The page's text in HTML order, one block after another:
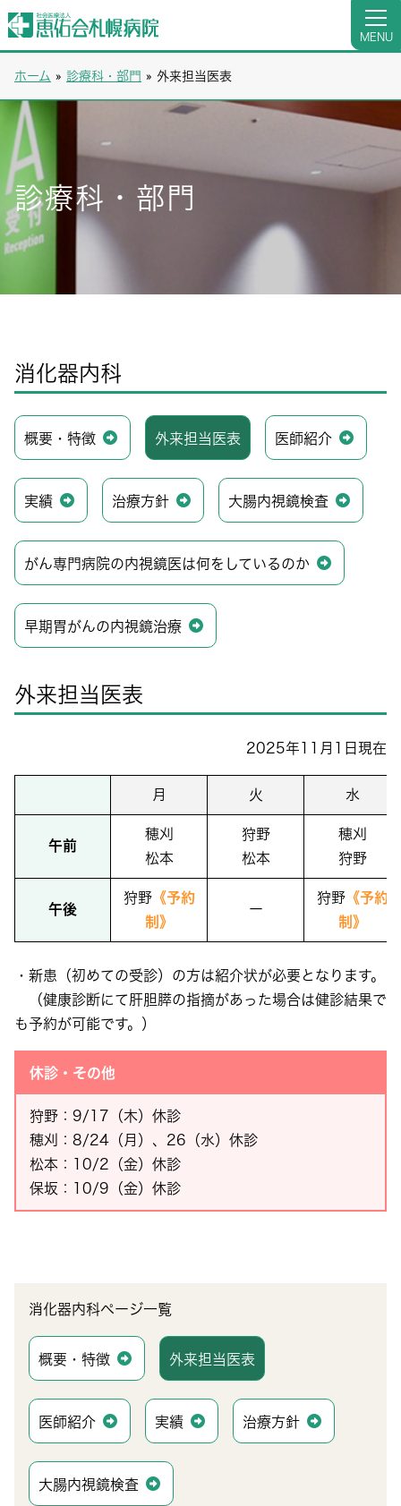
MENU
ホーム » 診療科・部門 » 外来担当医表
診療科・部門
消化器内科
概要・特徴 外来担当医表 医師紹介
実績 治療方針 大腸内視鏡検査
がん専門病院の内視鏡医は何をしているのか
早期胃がんの内視鏡治療
外来担当医表
2025年11月1日現在
月 火 水
午前
穂刈
松本
狩野
松本
穂刈
狩野
午後
狩野《予約
制》
ー
狩野《予約
制》
・新患（初めての受診）の方は紹介状が必要となります。
（健康診断にて肝胆膵の指摘があった場合は健診結果で
も予約が可能です。）
休診・その他
狩野：9/17（木）休診
穂刈：8/24（月）、26（水）休診
松本：10/2（金）休診
保坂：10/9（金）休診
消化器内科ページ一覧
概要・特徴 外来担当医表
医師紹介 実績 治療方針
大腸内視鏡検査